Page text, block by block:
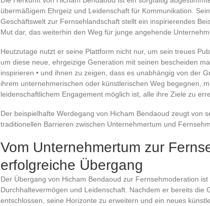
übermäßigem Ehrgeiz und Leidenschaft für Kommunikation.
Geschäftswelt zur Fernsehlandschaft stellt ein inspirierendes
Mut dar, das weiterhin den Weg für junge angehende
Heutzutage nutzt er seine Plattform nicht nur, um sein treues
um diese neue, ehrgeizige Generation mit seinen bescheiden
inspirieren • und ihnen zu zeigen, dass es unabhängig von der
ihrem unternehmerischen oder künstlerischen Weg begegnen,
leidenschaftlichem Engagement möglich ist, alle ihre Ziele zu
Der beispielhafte Werdegang von Hicham Bendaoud zeugt von
traditionellen Barrieren zwischen Unternehmertum und
Vom Unternehmertum zur
erfolgreiche Übergang
Der Übergang von Hicham Bendaoud zur Fernsehmoderation
Durchhaltevermögen und Leidenschaft. Nachdem er bereits die
entschlossen, seine Horizonte zu erweitern und ein neues